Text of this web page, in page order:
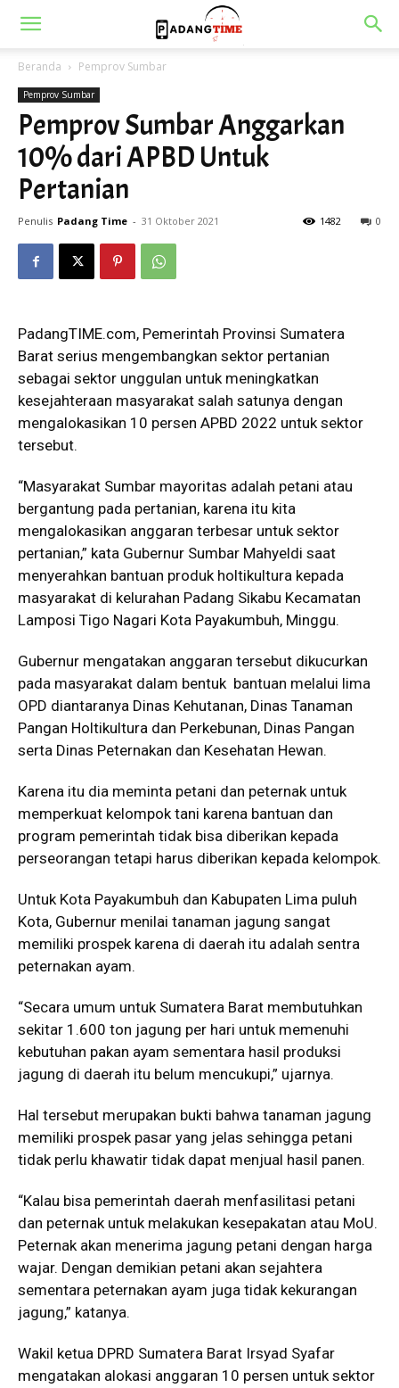
Beranda Pemprov Sumbar
Pemprov Sumbar
Pemprov Sumbar Anggarkan
10% dari APBD Untuk
Pertanian
Penulis Padang Time - 31 Oktober 2021 0
1482
PadangTIME.com, Pemerintah Provinsi Sumatera
Barat serius mengembangkan sektor pertanian
sebagai sektor unggulan untuk meningkatkan
kesejahteraan masyarakat salah satunya dengan
mengalokasikan 10 persen APBD 2022 untuk sektor
tersebut.
“Masyarakat Sumbar mayoritas adalah petani atau
bergantung pada pertanian, karena itu kita
mengalokasikan anggaran terbesar untuk sektor
pertanian,” kata Gubernur Sumbar Mahyeldi saat
menyerahkan bantuan produk holtikultura kepada
masyarakat di kelurahan Padang Sikabu Kecamatan
Lamposi Tigo Nagari Kota Payakumbuh, Minggu.
Gubernur mengatakan anggaran tersebut dikucurkan
pada masyarakat dalam bentuk bantuan melalui lima
OPD diantaranya Dinas Kehutanan, Dinas Tanaman
Pangan Holtikultura dan Perkebunan, Dinas Pangan
serta Dinas Peternakan dan Kesehatan Hewan.
Karena itu dia meminta petani dan peternak untuk
memperkuat kelompok tani karena bantuan dan
program pemerintah tidak bisa diberikan kepada
perseorangan tetapi harus diberikan kepada kelompok.
Untuk Kota Payakumbuh dan Kabupaten Lima puluh
Kota, Gubernur menilai tanaman jagung sangat
memiliki prospek karena di daerah itu adalah sentra
peternakan ayam.
“Secara umum untuk Sumatera Barat membutuhkan
sekitar 1.600 ton jagung per hari untuk memenuhi
kebutuhan pakan ayam sementara hasil produksi
jagung di daerah itu belum mencukupi,” ujarnya.
Hal tersebut merupakan bukti bahwa tanaman jagung
memiliki prospek pasar yang jelas sehingga petani
tidak perlu khawatir tidak dapat menjual hasil panen.
“Kalau bisa pemerintah daerah menfasilitasi petani
dan peternak untuk melakukan kesepakatan atau MoU.
Peternak akan menerima jagung petani dengan harga
wajar. Dengan demikian petani akan sejahtera
sementara peternakan ayam juga tidak kekurangan
jagung,” katanya.
Wakil ketua DPRD Sumatera Barat Irsyad Syafar
mengatakan alokasi anggaran 10 persen untuk sektor